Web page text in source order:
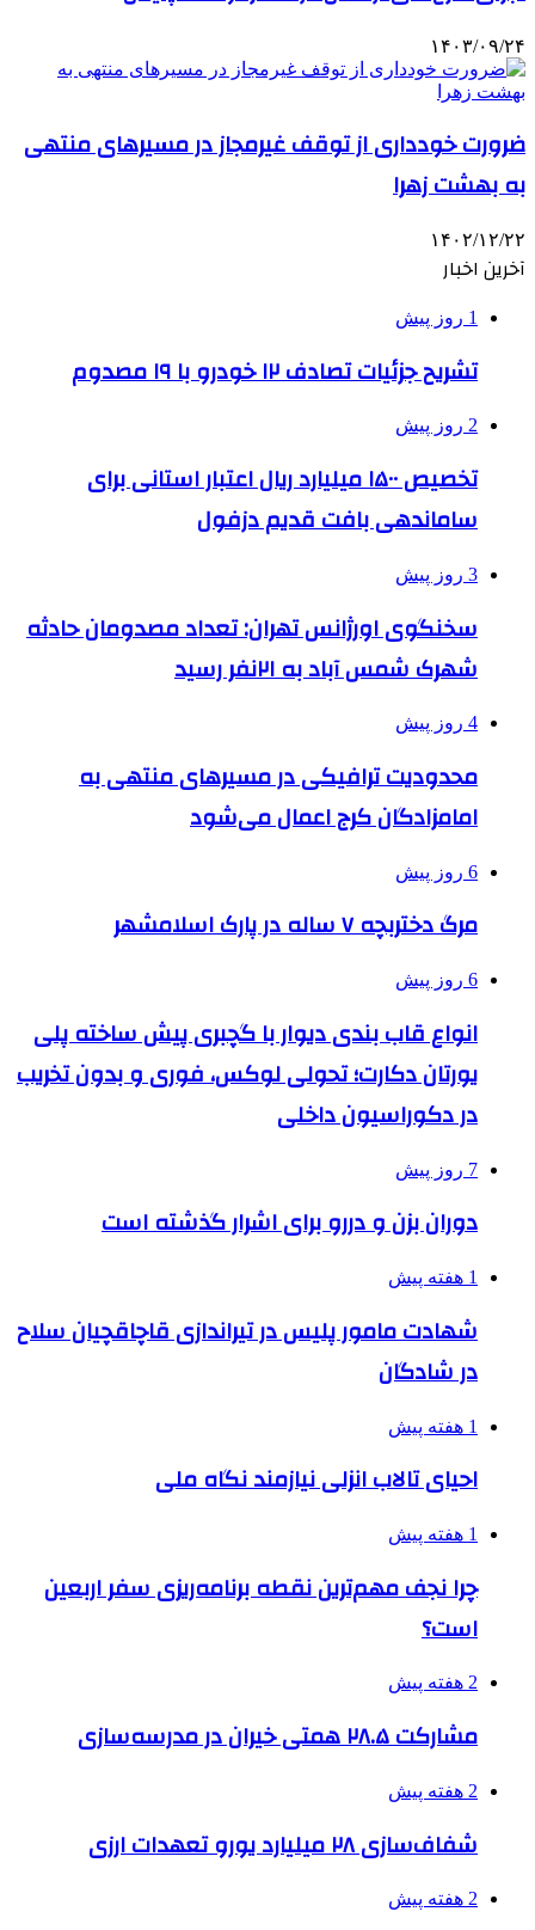
۱۴۰۳/۰۹/۲۴
ضرورت خودداری از توقف غیرمجاز در مسیرهای منتهی
به بهشت زهرا
۱۴۰۲/۱۲/۲۲
آخرین اخبار
1 روز پیش
تشریح جزئیات تصادف ۱۲ خودرو با ۱۹ مصدوم
2 روز پیش
تخصیص ۱۵۰۰ میلیارد ریال اعتبار استانی برای
ساماندهی بافت قدیم دزفول
3 روز پیش
سخنگوی اورژانس تهران: تعداد مصدومان حادثه
شهرک شمس آباد به ۲۱نفر رسید
4 روز پیش
محدودیت ترافیکی در مسیرهای منتهی به
امامزادگان کرج اعمال می‌شود
6 روز پیش
مرگ دختربچه ۷ ساله در پارک اسلامشهر
6 روز پیش
انواع قاب بندی دیوار با گچبری پیش ساخته پلی
یورتان دکارت؛ تحولی لوکس، فوری و بدون تخریب
در دکوراسیون داخلی
7 روز پیش
دوران بزن و دررو برای اشرار گذشته است
1 هفته پیش
شهادت مامور پلیس در تیراندازی قاچاقچیان سلاح
در شادگان
1 هفته پیش
احیای تالاب انزلی نیازمند نگاه ملی
1 هفته پیش
چرا نجف مهم‌ترین نقطه برنامه‌ریزی سفر اربعین
است؟
2 هفته پیش
مشارکت ۲۸.۵ همتی خیران در مدرسه‌سازی
2 هفته پیش
شفاف‌سازی ۲۸ میلیارد یورو تعهدات ارزی
2 هفته پیش